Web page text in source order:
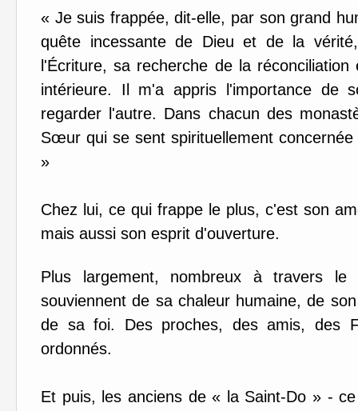
« Je suis frappée, dit-elle, par son grand
quête incessante de Dieu et de la
l'Écriture, sa recherche de la
intérieure. Il m'a appris l'importance de
regarder l'autre. Dans chacun des
Sœur qui se sent spirituellement
»
Chez lui, ce qui frappe le plus, c'est son
mais aussi son esprit d'ouverture.
Plus largement, nombreux à travers
souviennent de sa chaleur humaine, de
de sa foi. Des proches, des amis, des
ordonnés.
Et puis, les anciens de « la Saint-Do » -